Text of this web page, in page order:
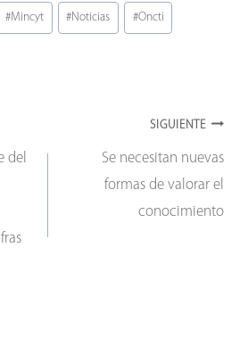
#Mincyt #Noticias #Oncti
del
SIGUIENTE
Se necesitan nuevas
formas de valorar el
conocimiento